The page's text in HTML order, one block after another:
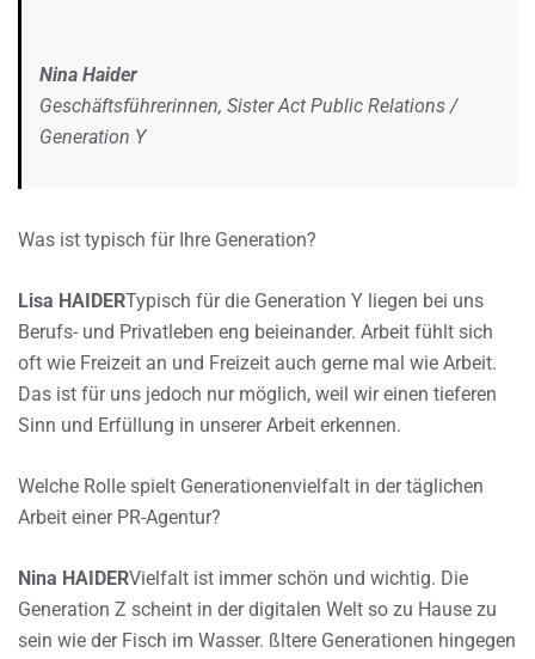
Nina Haider
Geschäftsführerinnen, Sister Act Public Relations /
Generation Y
Was ist typisch für Ihre Generation?
Lisa HAIDERTypisch für die Generation Y liegen bei uns
Berufs- und Privatleben eng beieinander. Arbeit fühlt sich
oft wie Freizeit an und Freizeit auch gerne mal wie Arbeit.
Das ist für uns jedoch nur möglich, weil wir einen tieferen
Sinn und Erfüllung in unserer Arbeit erkennen.
Welche Rolle spielt Generationenvielfalt in der täglichen
Arbeit einer PR-Agentur?
Nina HAIDERVielfalt ist immer schön und wichtig. Die
Generation Z scheint in der digitalen Welt so zu Hause zu
sein wie der Fisch im Wasser. ßltere Generationen hingegen